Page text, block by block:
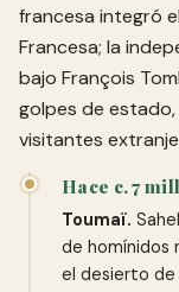
francesa integró
Francesa; la
bajo François
golpes de estado,
visitantes
Hace c. 7
Toumaï.
de homínidos
el desierto de